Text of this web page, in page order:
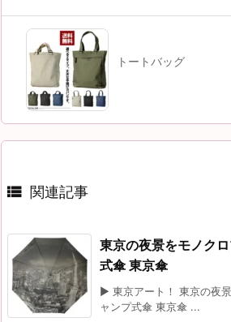
トートバッグ
 関連記事
東京の夜景をモノク
式傘 東京傘
▶ 東京アート！ 東京の夜
ャンプ式傘 東京傘 ...